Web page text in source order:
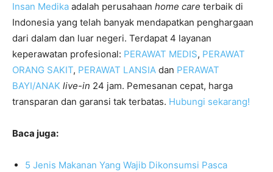
Insan Medika adalah perusahaan home care terbaik di
Indonesia yang telah banyak mendapatkan penghargaan
dari dalam dan luar negeri. Terdapat 4 layanan
keperawatan profesional: PERAWAT MEDIS, PERAWAT
ORANG SAKIT, PERAWAT LANSIA dan PERAWAT
BAYI/ANAK live-in 24 jam. Pemesanan cepat, harga
transparan dan garansi tak terbatas. Hubungi sekarang!
Baca juga:
5 Jenis Makanan Yang Wajib Dikonsumsi Pasca